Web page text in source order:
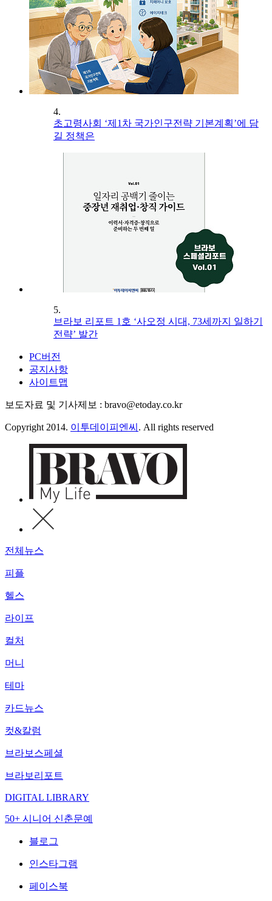
4.
초고령사회 ‘제1차 국가인구전략 기본계획’에 담
길 정책은
5.
브라보 리포트 1호 ‘사오정 시대, 73세까지 일하기
전략’ 발간
PC버전
공지사항
사이트맵
보도자료 및 기사제보 : bravo@etoday.co.kr
Copyright 2014. 이투데이피엔씨 . All rights reserved
전체뉴스
피플
헬스
라이프
컬처
머니
테마
카드뉴스
컷&칼럼
브라보스페셜
브라보리포트
DIGITAL LIBRARY
50+ 시니어 신춘문예
블로그
인스타그램
페이스북